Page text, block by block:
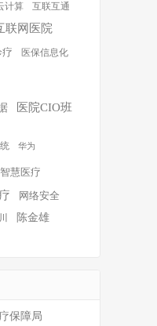
计算 互联互通
联网医院
疗 医保信息化
医院CIO班
华为
智慧医疗
网络安全
陈金雄
保障局